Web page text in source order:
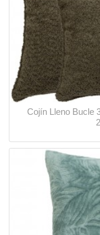
Cojín Lleno Bucle